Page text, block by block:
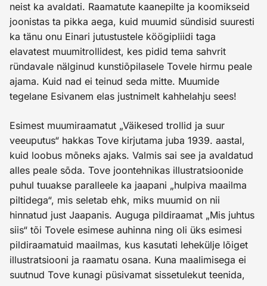
neist ka avaldati. Raamatute kaanepilte ja koomikseid
joonistas ta pikka aega, kuid muumid sündisid suuresti
ka tänu onu Einari jutustustele köögipliidi taga
elavatest muumitrollidest, kes pidid tema sahvrit
ründavale nälginud kunstiõpilasele Tovele hirmu peale
ajama. Kuid nad ei teinud seda mitte. Muumide
tegelane Esivanem elas justnimelt kahhelahju sees!
Esimest muumiraamatut „Väikesed trollid ja suur
veeuputus“ hakkas Tove kirjutama juba 1939. aastal,
kuid loobus mõneks ajaks. Valmis sai see ja avaldatud
alles peale sõda. Tove joontehnikas illustratsioonide
puhul tuuakse paralleele ka jaapani „hulpiva maailma
piltidega“, mis seletab ehk, miks muumid on nii
hinnatud just Jaapanis. Auguga pildiraamat „Mis juhtus
siis“ tõi Tovele esimese auhinna ning oli üks esimesi
pildiraamatuid maailmas, kus kasutati lehekülje lõiget
illustratsiooni ja raamatu osana. Kuna maalimisega ei
suutnud Tove kunagi püsivamat sissetulekut teenida,